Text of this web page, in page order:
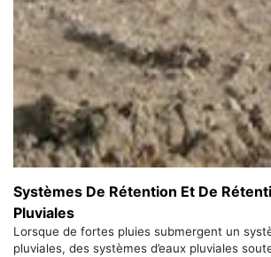
Systèmes De Rétention Et De
Pluviales
Lorsque de fortes pluies submergent un
pluviales, des systèmes d’eaux pluviales